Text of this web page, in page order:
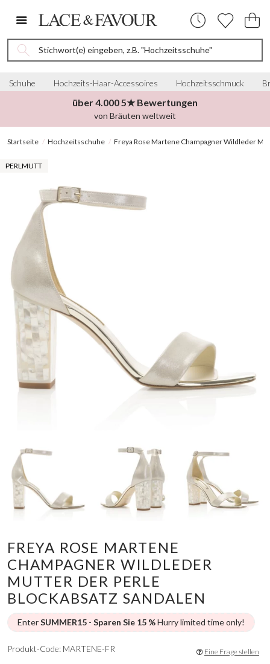
Stichwort(e) eingeben, z.B. "Hochzeitsschuhe"
Schuhe Hochzeits-Haar-Accessoires Hochzeitsschmuck
über 4.000 5★ Bewertungen
von Bräuten weltweit
Startseite Hochzeitsschuhe Freya Rose Martene Champagner Wildleder
PERLMUTT
FREYA ROSE MARTENE
CHAMPAGNER WILDLEDER
MUTTER DER PERLE
BLOCKABSATZ SANDALEN
EnterSUMMER15 - Sparen Sie 15 %Hurry limited time only!
Produkt-Code: MARTENE-FR Eine Frage stellen